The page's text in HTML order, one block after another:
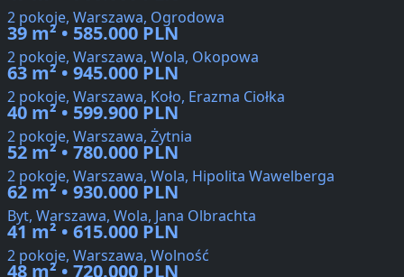
2 pokoje, Warszawa, Ogrodowa
39 m² • 585.000 PLN
2 pokoje, Warszawa, Wola, Okopowa
63 m² • 945.000 PLN
2 pokoje, Warszawa, Koło, Erazma Ciołka
40 m² • 599.900 PLN
2 pokoje, Warszawa, Żytnia
52 m² • 780.000 PLN
2 pokoje, Warszawa, Wola, Hipolita Wawelberga
62 m² • 930.000 PLN
Byt, Warszawa, Wola, Jana Olbrachta
41 m² • 615.000 PLN
2 pokoje, Warszawa, Wolność
48 m² • 720.000 PLN